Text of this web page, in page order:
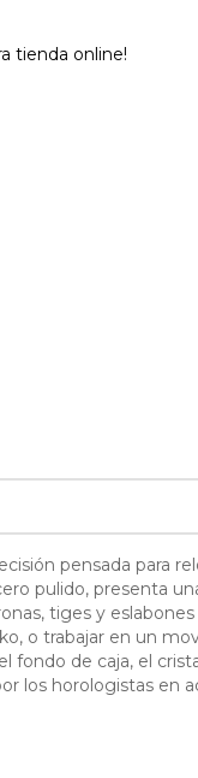
tienda online!
pensada para
pulido, presenta
tiges y
o trabajar en un
de caja, el
los horologistas en